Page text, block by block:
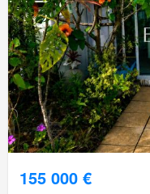
155 000 €